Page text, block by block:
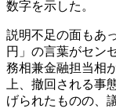
数字を示した。
説明不足の面もあ
円」の言葉がセン
務相兼金融担当相
上、撤回される事
げられたものの、